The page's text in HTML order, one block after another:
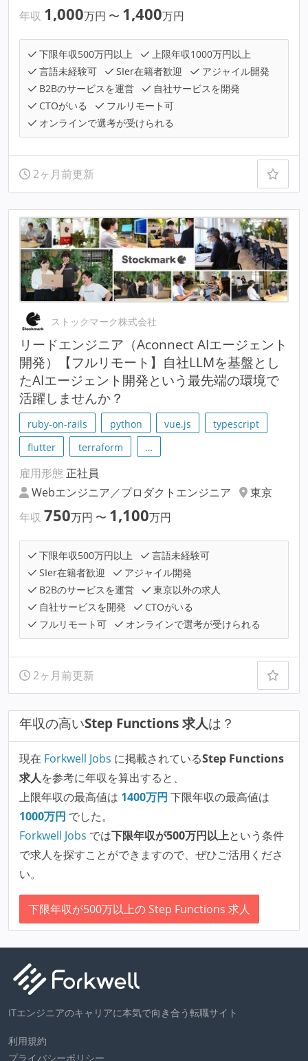
年収 1,000万円 〜 1,400万円
下限年収500万円以上
上限年収1000万円以上
言語未経験可
SIer在籍者歓迎
アジャイル開発
B2Bのサービスを運営
自社サービスを開発
CTOがいる
フルリモート可
オンラインで選考が受けられる
2ヶ月前更新
ストックマーク株式会社
リードエンジニア（Aconnect AIエージェント
開発）【フルリモート】自社LLMを基盤とし
たAIエージェント開発という最先端の環境で
活躍しませんか？
ruby-on-rails python vue.js
typescript
flutter
terraform …
雇用形態 正社員
Webエンジニア／プロダクトエンジニア
東京
年収 750万円 〜 1,100万円
下限年収500万円以上
言語未経験可
SIer在籍者歓迎
アジャイル開発
B2Bのサービスを運営
東京以外の求人
自社サービスを開発
CTOがいる
フルリモート可
オンラインで選考が受けられる
2ヶ月前更新
年収の高いStep Functions 求人は？
現在 Forkwell Jobs に掲載されているStep Functions
求人を参考に年収を算出すると、
上限年収の最高値は 1400万円 下限年収の最高値は
1000万円 でした。
Forkwell Jobs では下限年収が500万円以上という条件
で求人を探すことができますので、ぜひご活用くださ
い。
下限年収が500万以上の Step Functions 求人
ITエンジニアのキャリアに本気で向き合う転職サイト
利用規約
プライバシーポリシー